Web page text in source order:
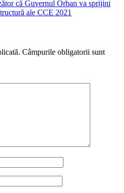
că Guvernul Orban va sprijini
ale CCE 2021
Câmpurile obligatorii sunt